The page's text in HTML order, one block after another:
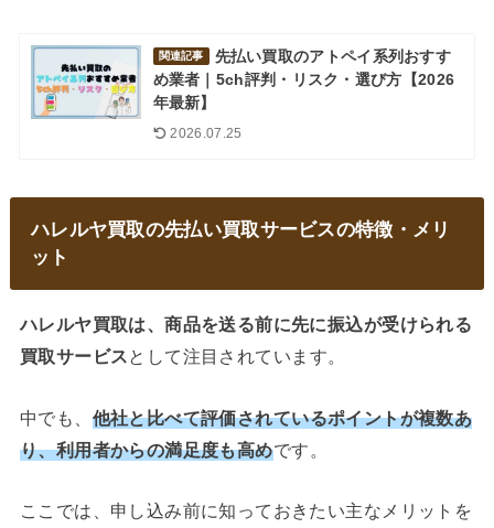
関連記事
先払い買取のアトペイ系列おすす
め業者｜5ch評判・リスク・選び方【2026
年最新】
2026.07.25
ハレルヤ買取の先払い買取サービスの特徴・メリ
ット
ハレルヤ買取は、商品を送る前に先に振込が受けられる
買取サービスとして注目されています。
中でも、 他社と比べて評価されているポイントが複数あ
り、利用者からの満足度も高めです。
ここでは、申し込み前に知っておきたい主なメリットを